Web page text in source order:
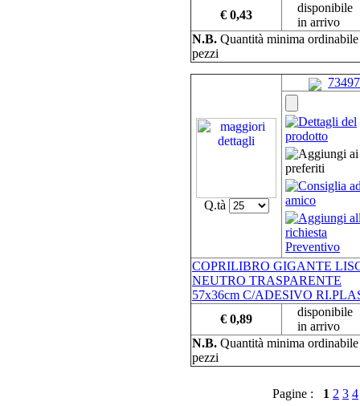
€ 0,43
disponibile
in arrivo
N.B. Quantità minima
pezzi
Q.tà
73497
COPRILIBRO GIGANTE
NEUTRO TRASPARENTE
57x36cm C/ADESIVO
€ 0,89
disponibile
in arrivo
N.B. Quantità minima
pezzi
Pagine : 1 2 3 4